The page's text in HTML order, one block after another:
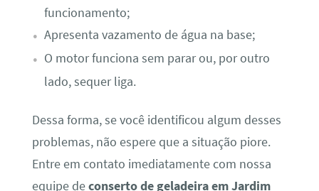
funcionamento;
Apresenta vazamento de água na base;
O motor funciona sem parar ou, por outro
lado, sequer liga.
Dessa forma, se você identificou algum desses
problemas, não espere que a situação piore.
Entre em contato imediatamente com nossa
equipe deconserto de geladeira em Jardim